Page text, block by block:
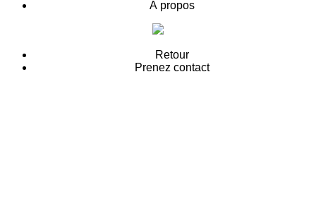
À propos
Retour
Prenez contact